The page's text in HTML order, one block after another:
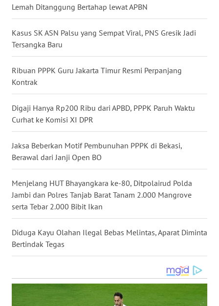
Lemah Ditanggung Bertahap lewat APBN
Kasus SK ASN Palsu yang Sempat Viral, PNS Gresik Jadi
Tersangka Baru
Ribuan PPPK Guru Jakarta Timur Resmi Perpanjang
Kontrak
Digaji Hanya Rp200 Ribu dari APBD, PPPK Paruh Waktu
Curhat ke Komisi XI DPR
Jaksa Beberkan Motif Pembunuhan PPPK di Bekasi,
Berawal dari Janji Open BO
Menjelang HUT Bhayangkara ke-80, Ditpolairud Polda
Jambi dan Polres Tanjab Barat Tanam 2.000 Mangrove
serta Tebar 2.000 Bibit Ikan
Diduga Kayu Olahan Ilegal Bebas Melintas, Aparat Diminta
Bertindak Tegas
WN
WN
JOGJA
WN
JATIM
WN
BALI
WN
KALBAR
WN
KALTENG
KALTARA